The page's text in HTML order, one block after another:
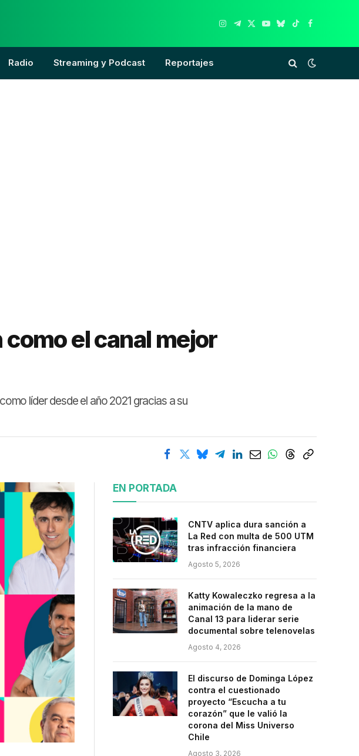
Instagram
Telegram
X
YouTube
Bluesky
TikTokFacebook
Radio Streaming y Podcast Reportajes
el canal mejor
líder desde el año 2021 gracias a su
EN PORTADA
CNTV aplica dura sanción a
La Red con multa de 500 UTM
tras infracción financiera
Agosto 5, 2026
Katty Kowaleczko regresa a la
animación de la mano de
Canal 13 para liderar serie
documental sobre telenovelas
Agosto 4, 2026
El discurso de Dominga López
contra el cuestionado
proyecto “Escucha a tu
corazón” que le valió la
corona del Miss Universo
Chile
Agosto 3, 2026